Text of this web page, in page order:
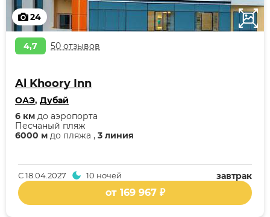
24
4,7 50 отзывов
Al Khoory Inn
ОАЭ, Дубай
6000 м до пляжа , 3 линия
Песчаный пляж
6 км до аэропорта
завтрак
С18.04.2027 10 ночей
от 169 967 ₽